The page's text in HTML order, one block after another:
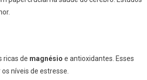
ricas de magnésio e antioxidantes. Esses
níveis de estresse.